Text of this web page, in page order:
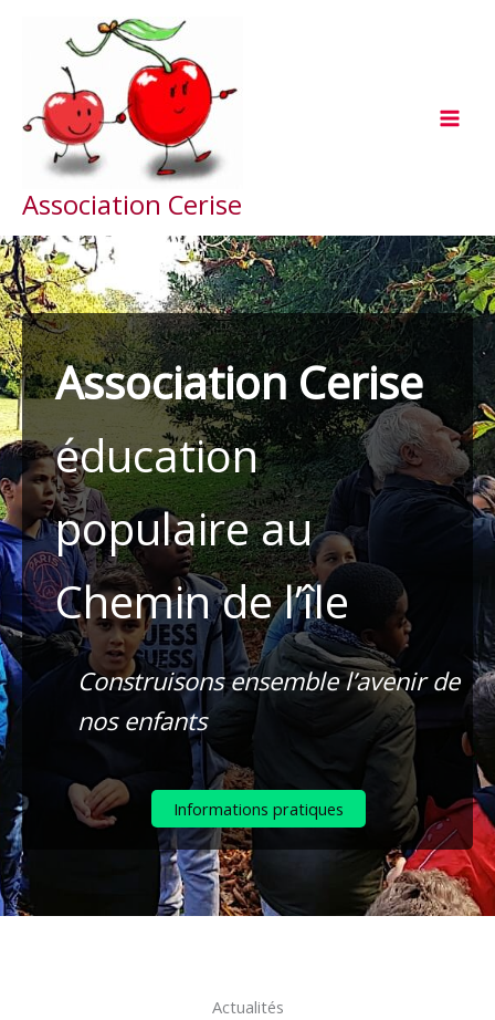
Association Cerise
Association Cerise
éducation
populaire au
Chemin de l’île
Construisons ensemble l’avenir de
nos enfants
Informations pratiques
Actualités